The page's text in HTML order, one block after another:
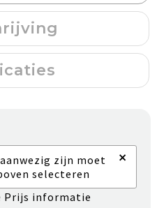
zijn moet
selecteren
×
Prijs informatie